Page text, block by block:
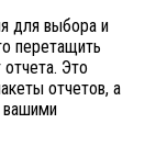
для выбора и
перетащить
Это
отчетов, а
вашими